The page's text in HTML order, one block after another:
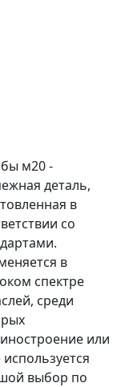
м20 -
деталь,
в
со
в
спектре
среди
или
выбор по